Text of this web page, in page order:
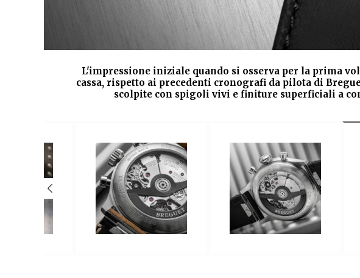
L'impressione iniziale quando si osserva per la prima
cassa, rispetto ai precedenti cronografi da pilota di
scolpite con spigoli vivi e finiture superficiali a